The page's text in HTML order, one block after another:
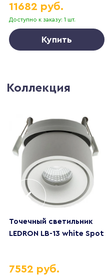
Доступно к заказу: 1 шт.
11682 руб.
Купить
Коллекция
Точечный светильник
LEDRON LB-13 white Spot
7552 руб.